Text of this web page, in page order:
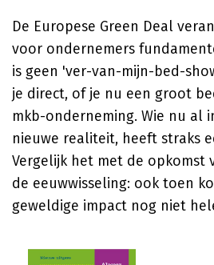
De Europese Green Deal
voor ondernemers
is geen 'ver-van-mijn-bed-
je direct, of je nu een groot
mkb-onderneming. Wie nu al
nieuwe realiteit, heeft straks
Vergelijk het met de opkomst
de eeuwwisseling: ook toen
geweldige impact nog niet